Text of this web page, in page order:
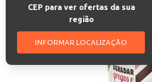
CEP para ver ofertas da sua
região
INFORMAR LOCALIZAÇÃO